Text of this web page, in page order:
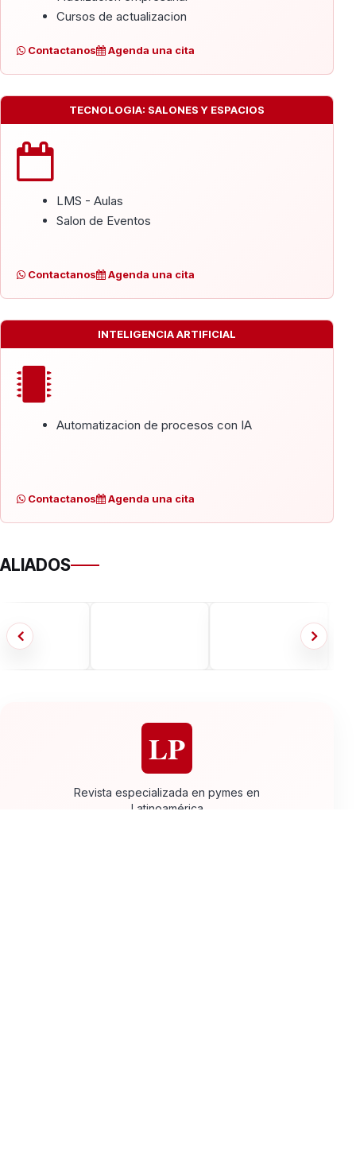
Cursos de actualizacion
Contactanos Agenda una cita
TECNOLOGIA: SALONES Y ESPACIOS
LMS - Aulas
Salon de Eventos
Contactanos Agenda una cita
INTELIGENCIA ARTIFICIAL
Automatizacion de procesos con IA
Contactanos Agenda una cita
ALIADOS
LP
Revista especializada en pymes en
Latinoamérica